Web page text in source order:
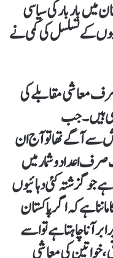
میں بار بار کی سیاسی
کے تسلسل کی کمی نے
صرف معاشی مقابلے کی
ہیں۔ جب
دیش سے آگے تھا تو آج ان
اعداد و شمار میں
جو گزشتہ کئی دہائیوں
ہے کہ اگر پاکستان
آنا چاہتا ہے تو اسے